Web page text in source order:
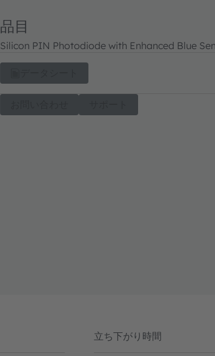
品目
Silicon PIN Photodiode with Enhanced Blue
立ち下がり時間